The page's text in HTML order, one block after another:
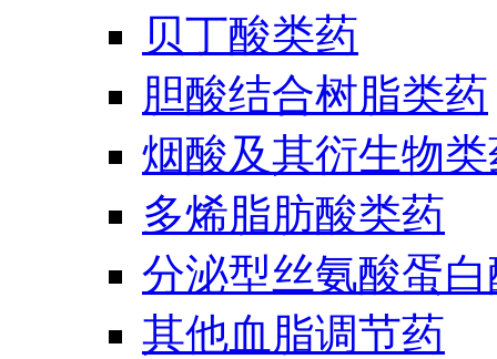
贝丁酸类药
胆酸结合树脂类药
烟酸及其衍生物
多烯脂肪酸类药
分泌型丝氨酸蛋
其他血脂调节药